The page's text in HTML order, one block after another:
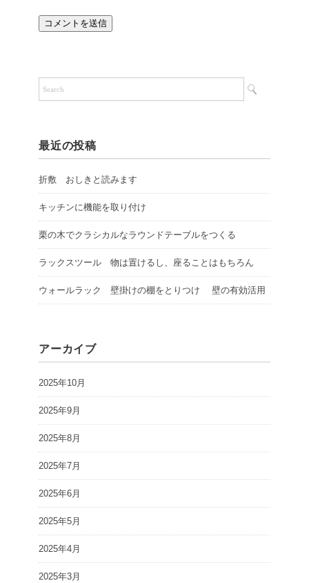
最近の投稿
折敷 おしきと読みます
キッチンに機能を取り付け
栗の木でクラシカルなラウンドテーブルをつくる
ラックスツール 物は置けるし、座ることはもちろん
ウォールラック 壁掛けの棚をとりつけ 壁の有効活用
アーカイブ
2025年10月
2025年9月
2025年8月
2025年7月
2025年6月
2025年5月
2025年4月
2025年3月